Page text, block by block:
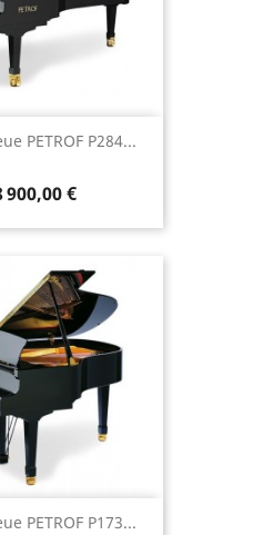
PETROF P284...
900,00 €
PETROF P173...